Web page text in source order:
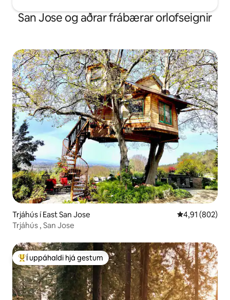
San Jose og aðrar frábærar orlofseignir
Trjáhús í East San Jose 4,91 af 5 í
4,91 (802)
Trjáhús , San Jose
Í mestu uppáhaldi hjá gestum
Í uppáhaldi hjá gestum